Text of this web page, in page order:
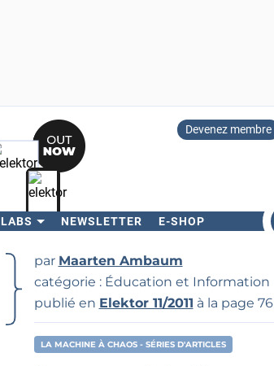
Devenez membre
LABS NEWSLETTER E-SHOP
Rechercher
par Maarten Ambaum
catégorie : Éducation et Information
publié en Elektor 11/2011 à la page 76
LA MACHINE À CHAOS - SÉRIES D'ARTICLES